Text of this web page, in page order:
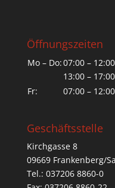
Öffnungszeiten
Mo – Do:07:00 –
13:00 –
Fr:
07:00 –
Geschäftsstelle
Kirchgasse 8
09669 Frankenberg/
Tel.: 037206 8860-0